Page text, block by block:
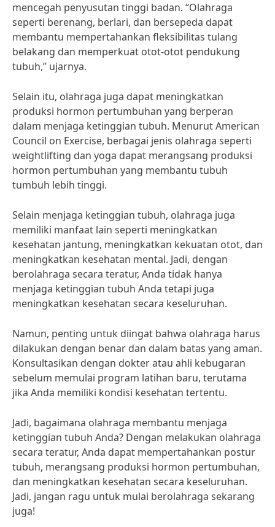
mencegah penyusutan tinggi badan. “Olahraga
seperti berenang, berlari, dan bersepeda dapat
membantu mempertahankan fleksibilitas tulang
belakang dan memperkuat otot-otot pendukung
tubuh,” ujarnya.
Selain itu, olahraga juga dapat meningkatkan
produksi hormon pertumbuhan yang berperan
dalam menjaga ketinggian tubuh. Menurut American
Council on Exercise, berbagai jenis olahraga seperti
weightlifting dan yoga dapat merangsang produksi
hormon pertumbuhan yang membantu tubuh
tumbuh lebih tinggi.
Selain menjaga ketinggian tubuh, olahraga juga
memiliki manfaat lain seperti meningkatkan
kesehatan jantung, meningkatkan kekuatan otot, dan
meningkatkan kesehatan mental. Jadi, dengan
berolahraga secara teratur, Anda tidak hanya
menjaga ketinggian tubuh Anda tetapi juga
meningkatkan kesehatan secara keseluruhan.
Namun, penting untuk diingat bahwa olahraga harus
dilakukan dengan benar dan dalam batas yang aman.
Konsultasikan dengan dokter atau ahli kebugaran
sebelum memulai program latihan baru, terutama
jika Anda memiliki kondisi kesehatan tertentu.
Jadi, bagaimana olahraga membantu menjaga
ketinggian tubuh Anda? Dengan melakukan olahraga
secara teratur, Anda dapat mempertahankan postur
tubuh, merangsang produksi hormon pertumbuhan,
dan meningkatkan kesehatan secara keseluruhan.
Jadi, jangan ragu untuk mulai berolahraga sekarang
juga!